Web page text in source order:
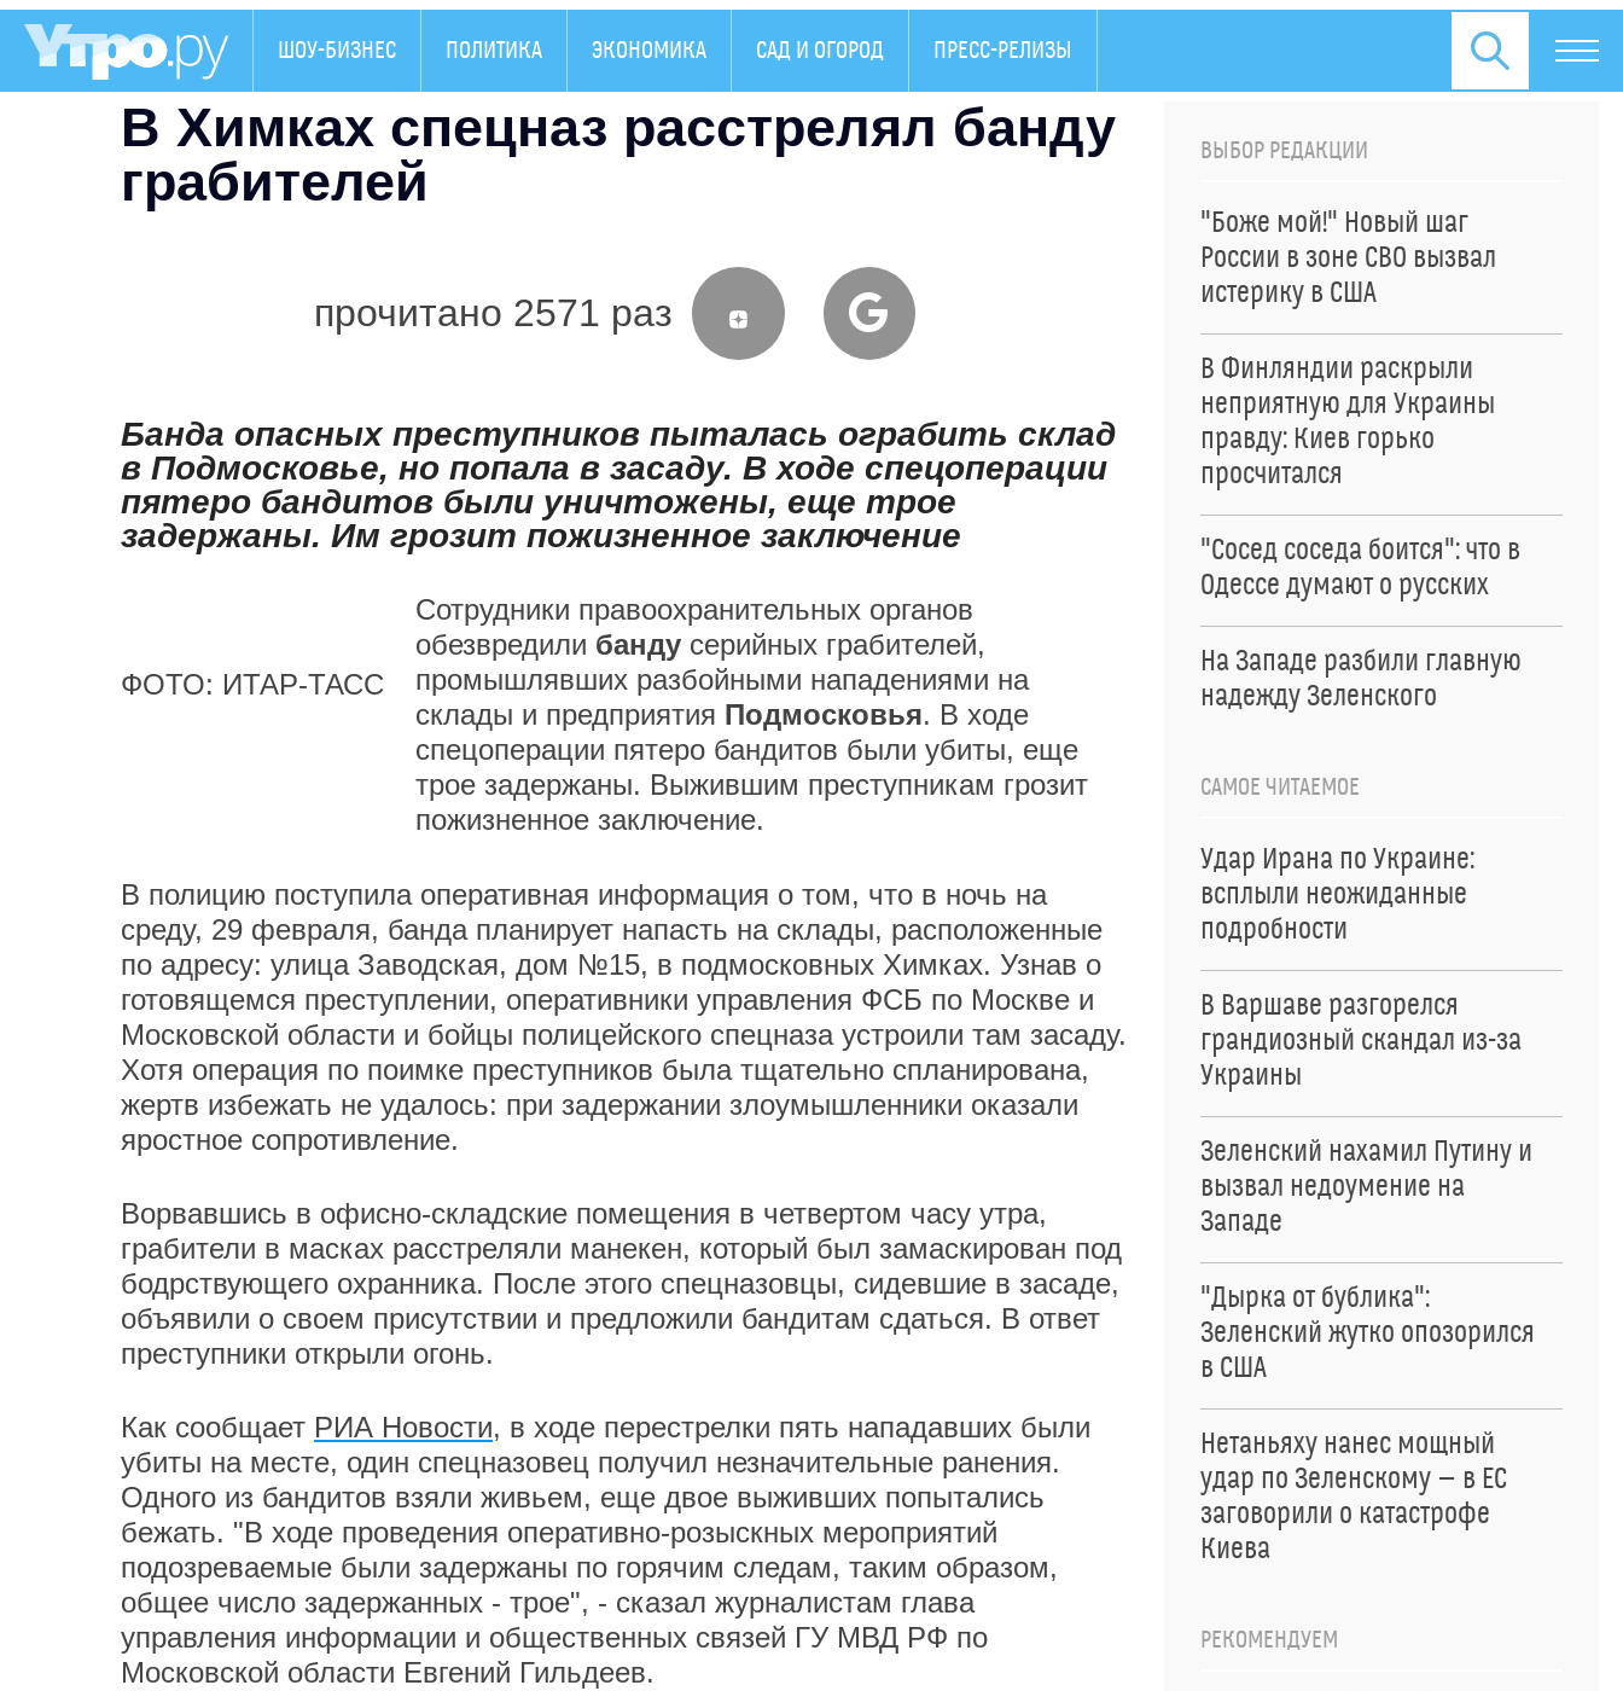
ШОУ-БИЗНЕС ПОЛИТИКА ЭКОНОМИКА САД И ОГОРОД ПРЕСС-РЕЛИЗЫ
В Химках спецназ расстрелял банду
грабителей
прочитано 2571 раз
Банда опасных преступников пыталась ограбить склад
в Подмосковье, но попала в засаду. В ходе спецоперации
пятеро бандитов были уничтожены, еще трое
задержаны. Им грозит пожизненное заключение
ФОТО: ИТАР-ТАСС
Сотрудники правоохранительных органов
обезвредили банду серийных грабителей,
промышлявших разбойными нападениями на
склады и предприятия Подмосковья. В ходе
спецоперации пятеро бандитов были убиты, еще
трое задержаны. Выжившим преступникам грозит
пожизненное заключение.
В полицию поступила оперативная информация о том, что в ночь на
среду, 29 февраля, банда планирует напасть на склады, расположенные
по адресу: улица Заводская, дом №15, в подмосковных Химках. Узнав о
готовящемся преступлении, оперативники управления ФСБ по Москве и
Московской области и бойцы полицейского спецназа устроили там засаду.
Хотя операция по поимке преступников была тщательно спланирована,
жертв избежать не удалось: при задержании злоумышленники оказали
яростное сопротивление.
Ворвавшись в офисно-складские помещения в четвертом часу утра,
грабители в масках расстреляли манекен, который был замаскирован под
бодрствующего охранника. После этого спецназовцы, сидевшие в засаде,
объявили о своем присутствии и предложили бандитам сдаться. В ответ
преступники открыли огонь.
Как сообщает РИА Новости, в ходе перестрелки пять нападавших были
убиты на месте, один спецназовец получил незначительные ранения.
Одного из бандитов взяли живьем, еще двое выживших попытались
бежать. "В ходе проведения оперативно-розыскных мероприятий
подозреваемые были задержаны по горячим следам, таким образом,
общее число задержанных - трое", - сказал журналистам глава
управления информации и общественных связей ГУ МВД РФ по
Московской области Евгений Гильдеев.
ВЫБОР РЕДАКЦИИ
"Боже мой!" Новый шаг
России в зоне СВО вызвал
истерику в США
В Финляндии раскрыли
неприятную для Украины
правду: Киев горько
просчитался
"Сосед соседа боится": что в
Одессе думают о русских
На Западе разбили главную
надежду Зеленского
САМОЕ ЧИТАЕМОЕ
Удар Ирана по Украине:
всплыли неожиданные
подробности
В Варшаве разгорелся
грандиозный скандал из-за
Украины
Зеленский нахамил Путину и
вызвал недоумение на
Западе
"Дырка от бублика":
Зеленский жутко опозорился
в США
Нетаньяху нанес мощный
удар по Зеленскому — в ЕС
заговорили о катастрофе
Киева
РЕКОМЕНДУЕМ